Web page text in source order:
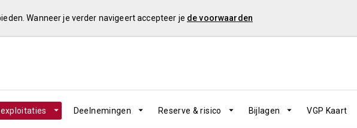
Wanneer je verder navigeert accepteer je de voorwaarden
Deelnemingen Reserve & risico Bijlagen VGP Kaart